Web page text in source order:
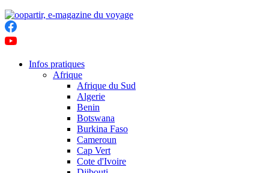
Infos pratiques
Afrique
Afrique du Sud
Algerie
Benin
Botswana
Burkina Faso
Cameroun
Cap Vert
Cote d'Ivoire